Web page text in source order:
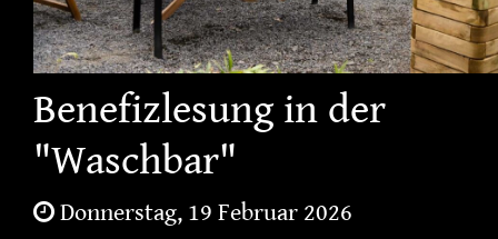
Benefizlesung in der
"Waschbar"
Donnerstag, 19 Februar 2026